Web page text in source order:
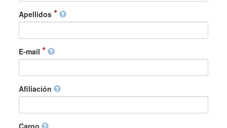
Apellidos
E-mail
Afiliación
Cargo